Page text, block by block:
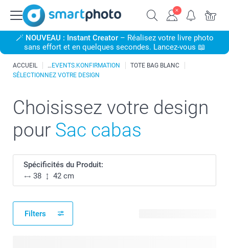
🪄 NOUVEAU : Instant Creator– Réalisez votre livre photo
sans effort et en quelques secondes. Lancez-vous 📖
ACCUEIL EVENTS.KONFIRMATION
TOTE BAG BLANC
SÉLECTIONNEZ VOTRE DESIGN
Choisissez votre design
pour Sac cabas
Spécificités du Produit:
38
42 cm
Filters